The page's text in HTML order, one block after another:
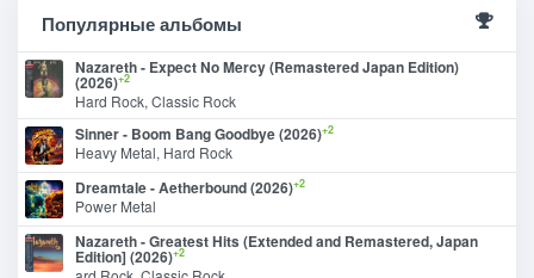
Популярные альбомы
Nazareth - Expect No Mercy (Remastered Japan Edition)
(2026)+2
Hard Rock, Classic Rock
Sinner - Boom Bang Goodbye (2026)+2
Heavy Metal, Hard Rock
Dreamtale - Aetherbound (2026)+2
Power Metal
Nazareth - Greatest Hits (Extended and Remastered, Japan
Edition] (2026)+2